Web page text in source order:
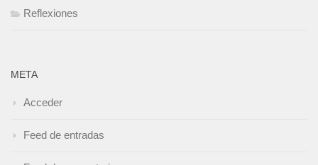
Reflexiones
META
Acceder
Feed de entradas